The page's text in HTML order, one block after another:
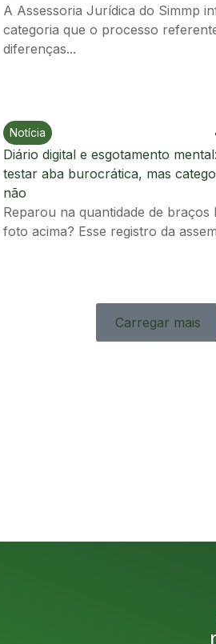
A Assessoria Jurídica do Simmp
categoria que o processo
diferenças...
Ir
Notícia
Diário digital e esgotamento
testar aba burocrática, mas
não
Reparou na quantidade de braços
foto acima? Esse registro da
Carregar mais